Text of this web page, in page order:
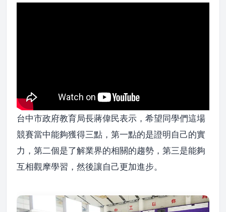
台中市政府教育局長蔣偉民表示，希望同學們這場
競賽當中能夠獲得三點，第一點的是證明自己的實
力，第二個是了解業界的相關的趨勢，第三是能夠
互相觀摩學習，然後讓自己更加進步。